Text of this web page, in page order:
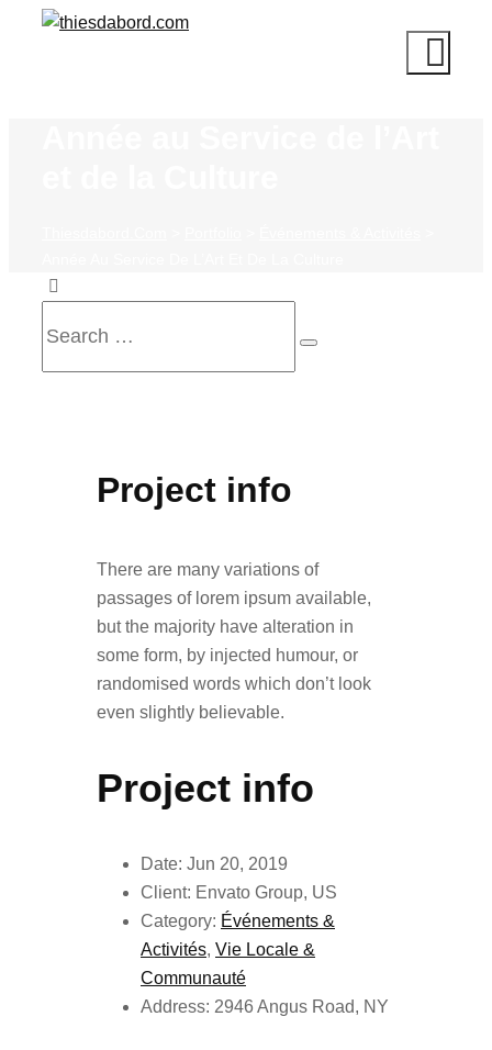
Project info
There are many variations of
passages of lorem ipsum available,
but the majority have alteration in
some form, by injected humour, or
randomised words which don’t look
even slightly believable.
Project info
Date: Jun 20, 2019
Client: Envato Group, US
Category: Événements &
Activités, Vie Locale &
Communauté
Address: 2946 Angus Road, NY